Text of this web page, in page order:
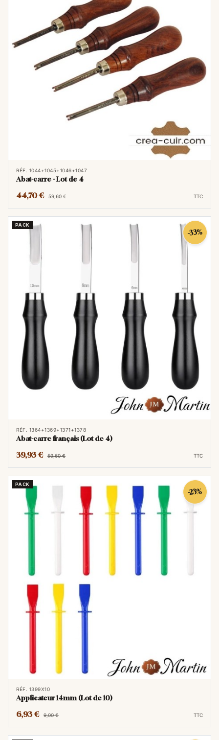
RÉF. 1044+1045+1046+1047
Abat-carre - Lot de 4
44,70 € 59,60 € TTC
PACK
-33%
RÉF. 1364+1369+1371+1378
Abat-carre français (Lot de 4)
39,93 € 59,60 € TTC
PACK
-23%
RÉF. 1399X10
Applicateur 14mm (Lot de 10)
6,93 € 9,00 € TTC